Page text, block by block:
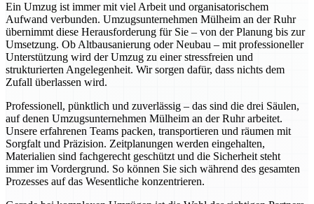
Ein Umzug ist immer mit viel Arbeit und organisatorischem
Aufwand verbunden. Umzugsunternehmen Mülheim an der Ruhr
übernimmt diese Herausforderung für Sie – von der Planung bis zur
Umsetzung. Ob Altbausanierung oder Neubau – mit professioneller
Unterstützung wird der Umzug zu einer stressfreien und
strukturierten Angelegenheit. Wir sorgen dafür, dass nichts dem
Zufall überlassen wird.
Professionell, pünktlich und zuverlässig – das sind die drei Säulen,
auf denen Umzugsunternehmen Mülheim an der Ruhr arbeitet.
Unsere erfahrenen Teams packen, transportieren und räumen mit
Sorgfalt und Präzision. Zeitplanungen werden eingehalten,
Materialien sind fachgerecht geschützt und die Sicherheit steht
immer im Vordergrund. So können Sie sich während des gesamten
Prozesses auf das Wesentliche konzentrieren.